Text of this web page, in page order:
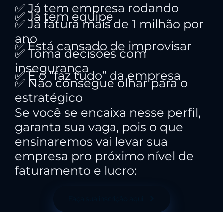
✅ Já tem empresa rodando
✅ Já tem equipe
✅ Já fatura mais de 1 milhão por
ano
✅ Está cansado de improvisar
✅ Toma decisões com
insegurança
✅ É o “faz tudo” da empresa
✅ Não consegue olhar para o
estratégico
Se você se encaixa nesse perfil,
garanta sua vaga, pois o que
ensinaremos vai levar sua
empresa pro próximo nível de
faturamento e lucro: